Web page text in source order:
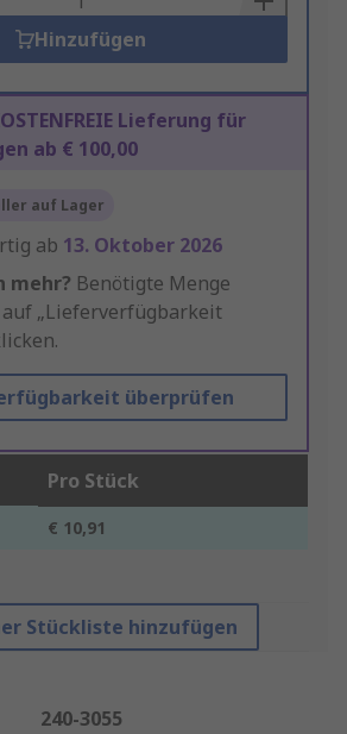
Hinzufügen
Lieferung für
ab € 100,00
auf Lager
ab 13. Oktober 2026
mehr? Benötigte Menge
„Lieferverfügbarkeit
überprüfen
Pro Stück
€ 10,91
Stückliste hinzufügen
240-3055